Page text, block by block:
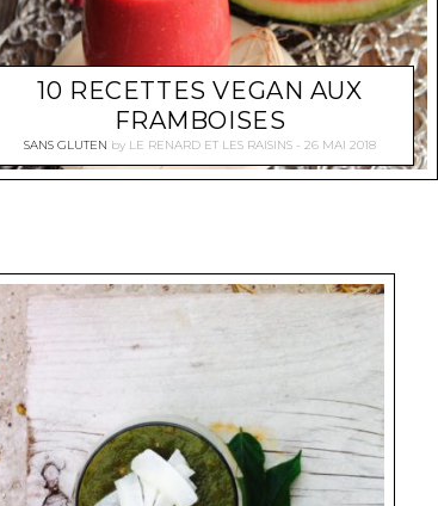
10 RECETTES VEGAN AUX
FRAMBOISES
SANS GLUTEN by LE RENARD ET LES RAISINS 26 MAI 2018